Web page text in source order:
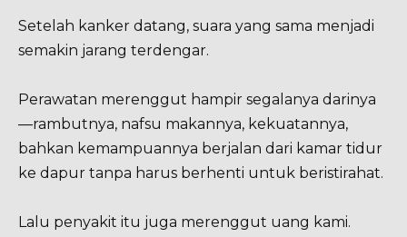
Setelah kanker datang, suara yang sama menjadi
semakin jarang terdengar.
Perawatan merenggut hampir segalanya darinya
—rambutnya, nafsu makannya, kekuatannya,
bahkan kemampuannya berjalan dari kamar tidur
ke dapur tanpa harus berhenti untuk beristirahat.
Lalu penyakit itu juga merenggut uang kami.